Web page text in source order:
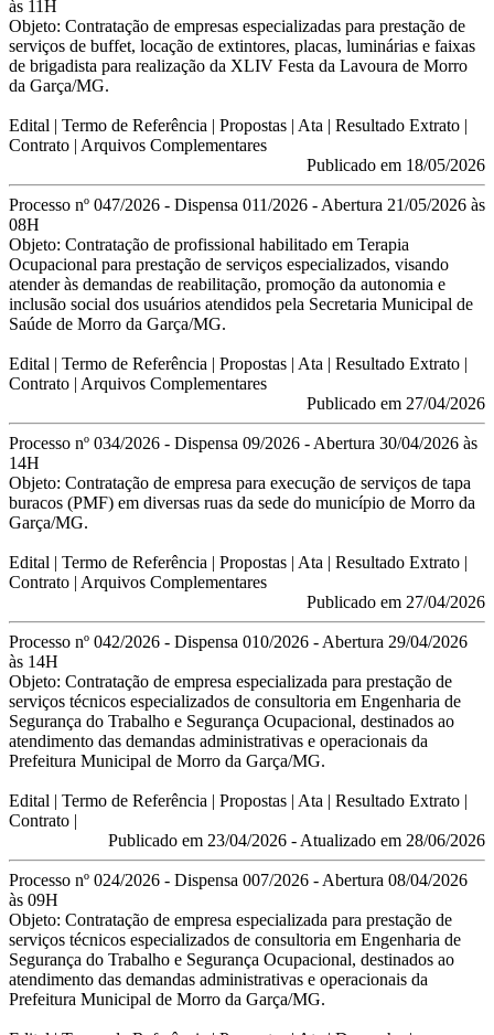
às 11H
Objeto: Contratação de empresas especializadas para prestação de
serviços de buffet, locação de extintores, placas, luminárias e faixas
de brigadista para realização da XLIV Festa da Lavoura de Morro
da Garça/MG.
Edital | Termo de Referência | Propostas | Ata | Resultado Extrato |
Contrato | Arquivos Complementares
Publicado em 18/05/2026
Processo nº 047/2026 - Dispensa 011/2026 - Abertura 21/05/2026 às
08H
Objeto: Contratação de profissional habilitado em Terapia
Ocupacional para prestação de serviços especializados, visando
atender às demandas de reabilitação, promoção da autonomia e
inclusão social dos usuários atendidos pela Secretaria Municipal de
Saúde de Morro da Garça/MG.
Edital | Termo de Referência | Propostas | Ata | Resultado Extrato |
Contrato | Arquivos Complementares
Publicado em 27/04/2026
Processo nº 034/2026 - Dispensa 09/2026 - Abertura 30/04/2026 às
14H
Objeto: Contratação de empresa para execução de serviços de tapa
buracos (PMF) em diversas ruas da sede do município de Morro da
Garça/MG.
Edital | Termo de Referência | Propostas | Ata | Resultado Extrato |
Contrato | Arquivos Complementares
Publicado em 27/04/2026
Processo nº 042/2026 - Dispensa 010/2026 - Abertura 29/04/2026
às 14H
Objeto: Contratação de empresa especializada para prestação de
serviços técnicos especializados de consultoria em Engenharia de
Segurança do Trabalho e Segurança Ocupacional, destinados ao
atendimento das demandas administrativas e operacionais da
Prefeitura Municipal de Morro da Garça/MG.
Edital | Termo de Referência | Propostas | Ata | Resultado Extrato |
Contrato |
Publicado em 23/04/2026 - Atualizado em 28/06/2026
Processo nº 024/2026 - Dispensa 007/2026 - Abertura 08/04/2026
às 09H
Objeto: Contratação de empresa especializada para prestação de
serviços técnicos especializados de consultoria em Engenharia de
Segurança do Trabalho e Segurança Ocupacional, destinados ao
atendimento das demandas administrativas e operacionais da
Prefeitura Municipal de Morro da Garça/MG.